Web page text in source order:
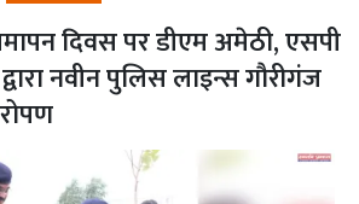
दिवस पर डीएम अमेठी, एसपी
नवीन पुलिस लाइन्स गौरीगंज